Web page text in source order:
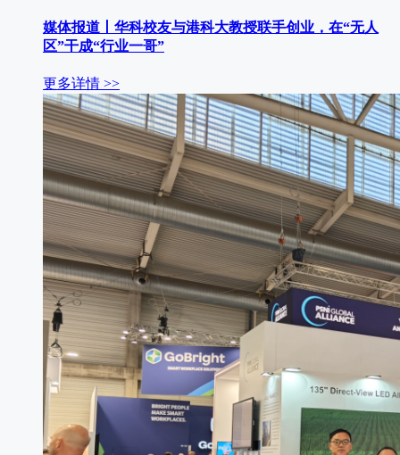
媒体报道丨华科校友与港科大教授联手创业，在“无人
区”干成“行业一哥”
更多详情 >>